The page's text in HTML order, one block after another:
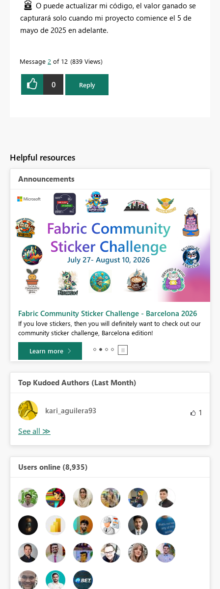
O puede actualizar mi código, el valor ganado se
capturará solo cuando mi proyecto comience el 5 de
mayo de 2025 en adelante.
Message 2 of 12 839 Views
0 Reply
Helpful resources
Announcements
Fabric Community Sticker Challenge - Barcelona 2026
If you love stickers, then you will definitely want to check out our
community sticker challenge, Barcelona edition!
Learn more
Top Kudoed Authors (Last Month)
kari_aguilera93 1
Users online (8,935)